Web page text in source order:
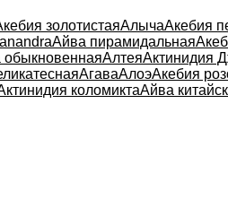
золотистаяАлычаАкебия
Айва пирамидальная
обыкновеннаяАлтеяАктинидия
АгаваАлоэАкебия
коломиктаАйва